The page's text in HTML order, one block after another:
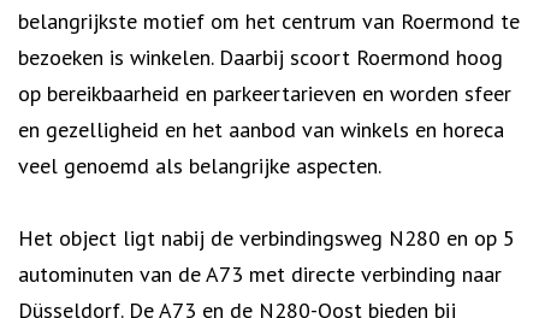
belangrijkste motief om het centrum van Roermond te
bezoeken is winkelen. Daarbij scoort Roermond hoog
op bereikbaarheid en parkeertarieven en worden sfeer
en gezelligheid en het aanbod van winkels en horeca
veel genoemd als belangrijke aspecten.
Het object ligt nabij de verbindingsweg N280 en op 5
autominuten van de A73 met directe verbinding naar
Düsseldorf. De A73 en de N280-Oost bieden bij